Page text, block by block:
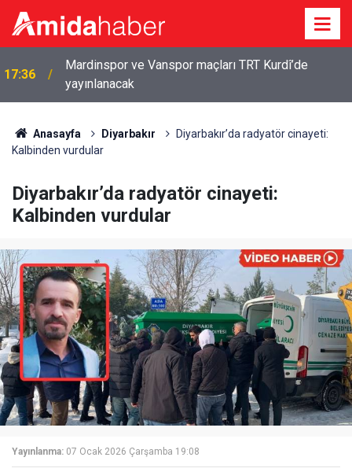
16:52 İstanbul ve Antalya’dan Van’a iki acı haber
Anasayfa Diyarbakır
Diyarbakır’da radyatör cinayeti:
Kalbinden vurdular
Diyarbakır’da radyatör cinayeti:
Kalbinden vurdular
Yayınlanma: 07 Ocak 2026 Çarşamba 19:08